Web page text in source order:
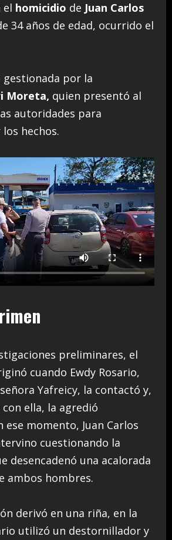
el homicidio de Juan Carlos
34 años de edad, ocurrido el
gestionada por la
Moreta, quien presentó al
autoridades para
hechos.
preliminares, el
cuando Ewdy Rosario,
Yafreicy, la contactó y,
ella, la agredió
ese momento, Juan Carlos
cuestionando la
desencadenó una acalorada
ambos hombres.
derivó en una riña, en la
utilizó un destornillador y